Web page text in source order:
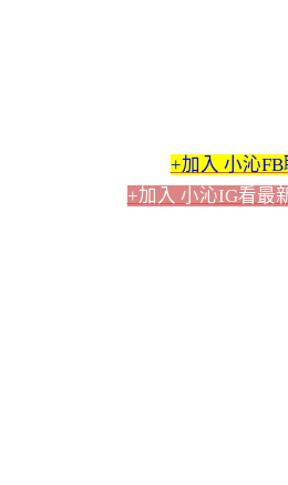
+加入 小沁
+加入 小沁IG看最